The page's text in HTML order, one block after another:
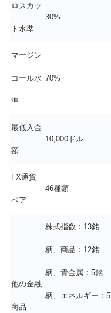
ロスカッ
ト水準
30%
マージン
コール水
準
70%
最低入金
額
10,000ドル
FX通貨
ペア
46種類
他の金融
商品
株式指数：13銘
柄、商品：12銘
柄、貴金属：5銘
柄、エネルギー：5